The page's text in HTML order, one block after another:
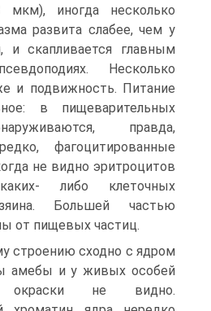
иногда несколько
развита слабее, чем у
и скапливается главным
Несколько
и подвижность. Питание
в пищеварительных
правда,
фагоцитированные
не видно эритроцитов
либо клеточных
Большей частью
от пищевых частиц.
строению сходно с ядром
амебы и у живых особей
не видно.